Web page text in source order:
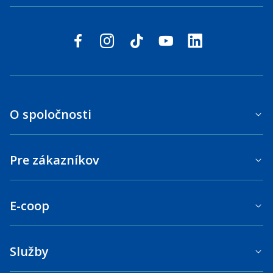
Sledujte nás na sociálnych sieťach
facebookinstagram
tiktok youtubelinkedin
O spoločnosti
Pre zákazníkov
E-coop
Služby